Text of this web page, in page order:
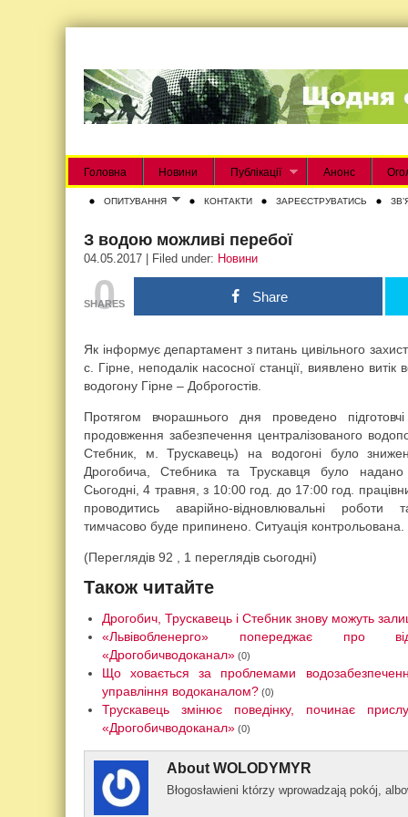
Головна Новини Публікації Анонс
ОПИТУВАННЯ КОНТАКТИ ЗАРЕЄСТРУВАТИСЬ
З водою можливі перебої
04.05.2017 | Filed under: Новини
0
SHARES Share
Як інформує департамент з питань цивільного
с. Гірне, неподалік насосної станції, виявлено
водогону Гірне – Доброгостів.
Протягом вчорашнього дня проведено
продовження забезпечення централізованого
Стебник, м. Трускавець) на водогоні було
Дрогобича, Стебника та Трускавця було надано
Сьогодні, 4 травня, з 10:00 год. до 17:00 год.
проводитись аварійно-відновлювальні роботи
тимчасово буде припинено. Ситуація контрольована.
(Переглядів 92 , 1 переглядів сьогодні)
Також читайте
Дрогобич, Трускавець і Стебник знову можуть
«Львівобленерго» попереджає про
«Дрогобичводоканал» (0)
Що ховається за проблемами
управління водоканалом? (0)
Трускавець змінює поведінку, починає
«Дрогобичводоканал» (0)
About WOLODYMYR
Błogos­ławieni którzy wprowad­zają pokój,